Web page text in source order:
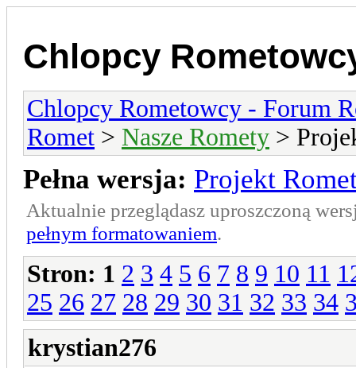
Chlopcy
Chlopcy Rometowcy - Forum
Romet > Nasze Romety >
Pełna wersja: Projekt
Aktualnie przeglądasz uproszczoną
pełnym formatowaniem.
Stron: 1 2 3 4 5 6 7 8 9 10 11
25 26 27 28 29 30 31 32 33 34
krystian276